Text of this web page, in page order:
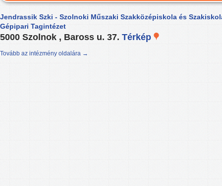
Jendrassik Szki - Szolnoki Műszaki Szakközépiskola és
Gépipari Tagintézet
5000 Szolnok , Baross u. 37. Térkép
Tovább az intézmény oldalára →